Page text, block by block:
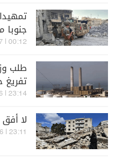
جنوبا
00:12 | 2026-08-07
طلب
تفريغ
23:14 | 2026-08-06
لا
23:11 | 2026-08-06